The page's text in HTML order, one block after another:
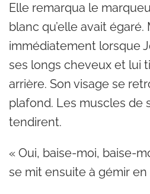
Elle remarqua le
blanc qu’elle avait égaré.
immédiatement lorsque
ses longs cheveux et lui
arrière. Son visage se
plafond. Les muscles de
tendirent.
« Oui, baise-moi, baise-
se mit ensuite à gémir